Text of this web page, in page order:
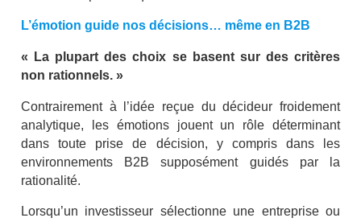
L’émotion guide nos décisions… même en B2B
« La plupart des choix se basent sur des critères
non rationnels. »
Contrairement à l’idée reçue du décideur froidement
analytique, les émotions jouent un rôle déterminant
dans toute prise de décision, y compris dans les
environnements B2B supposément guidés par la
rationalité.
Lorsqu’un investisseur sélectionne une entreprise ou